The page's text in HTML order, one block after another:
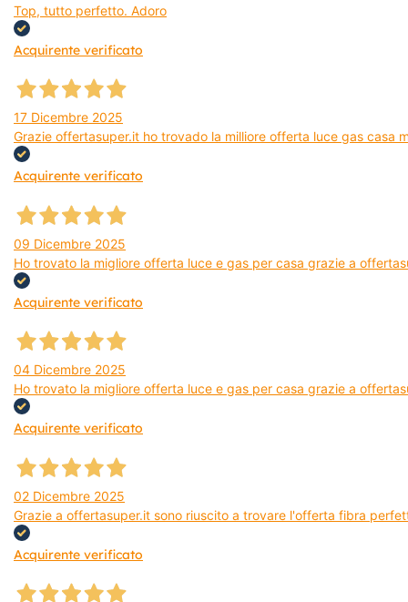
Top, tutto perfetto. Adoro
Acquirente verificato
17 Dicembre 2025
Grazie offertasuper.it ho trovado la milliore offerta luce gas casa
Acquirente verificato
09 Dicembre 2025
Ho trovato la migliore offerta luce e gas per casa grazie a
Acquirente verificato
04 Dicembre 2025
Ho trovato la migliore offerta luce e gas per casa grazie a
Acquirente verificato
02 Dicembre 2025
Grazie a offertasuper.it sono riuscito a trovare l'offerta fibra
Acquirente verificato